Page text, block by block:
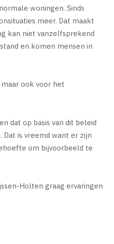
woningen. Sinds
meer. Dat maakt
kan niet vanzelfsprekend
en komen mensen in
ook voor het
dat op basis van dit beleid
is vreemd want er zijn
om bijvoorbeeld te
Holten graag ervaringen